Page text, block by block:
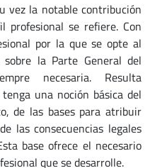
vez la notable contribución
se refiere. Con
por la que se opte al
la Parte General del
necesaria. Resulta
una noción básica del
de las bases para atribuir
las consecuencias legales
base ofrece el necesario
que se desarrolle.